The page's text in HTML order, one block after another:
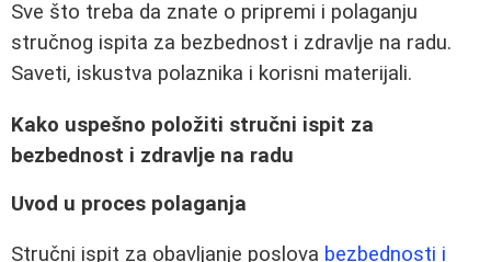
Sve što treba da znate o pripremi i polaganju
stručnog ispita za bezbednost i zdravlje na radu.
Saveti, iskustva polaznika i korisni materijali.
Kako uspešno položiti stručni ispit za
bezbednost i zdravlje na radu
Uvod u proces polaganja
Stručni ispit za obavljanje poslova bezbednosti i